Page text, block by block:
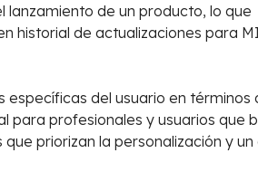
de un producto, lo que
historial de actualizaciones para
específicas del usuario en términos
para profesionales y usuarios que
priorizan la personalización y un